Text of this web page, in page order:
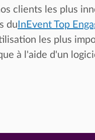
clients les plus
du InEvent Top
les plus
à l'aide d'un